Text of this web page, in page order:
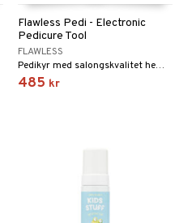
Flawless Pedi - Electronic
Pedicure Tool
FLAWLESS
Pedikyr med salongskvalitet hemma
485 kr